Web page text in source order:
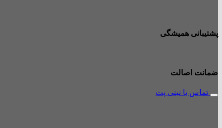
پشتیبانی همیشگی
ضمانت اصالت
تماس با نینی پت